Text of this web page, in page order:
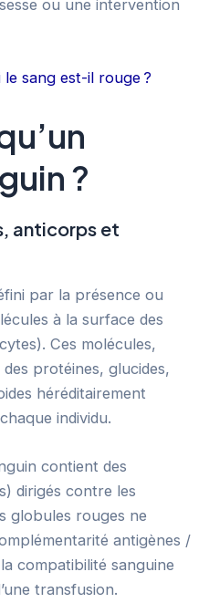
ou une intervention
le sang est-il rouge ?
?
anticorps et
par la présence ou
à la surface des
Ces molécules,
protéines, glucides,
héréditairement
individu.
contient des
dirigés contre les
globules rouges ne
antigènes /
compatibilité sanguine
transfusion.